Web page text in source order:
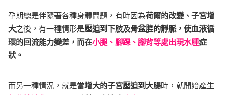
孕期總是伴隨著各種身體問題，有時因為荷爾的改變、子宮增
大之後，有一種情形是壓迫到下肢及骨盆腔的靜脈，使血液循
環的回流能力變差，而在小腿、腳踝、腳背等處出現水腫症
狀。
而另一種情況，就是當增大的子宮壓迫到大腸時，就開始產生